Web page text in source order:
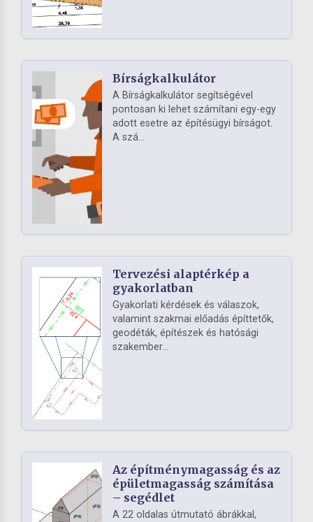
Bírságkalkulátor
A Bírságkalkulátor segítségével
pontosan ki lehet számítani egy-egy
adott esetre az építésügyi bírságot.
A szá...
Tervezési alaptérkép a
gyakorlatban
Gyakorlati kérdések és válaszok,
valamint szakmai előadás építtetők,
geodéták, építészek és hatósági
szakember...
Az építménymagasság és az
épületmagasság számítása
– segédlet
A 22 oldalas útmutató ábrákkal,